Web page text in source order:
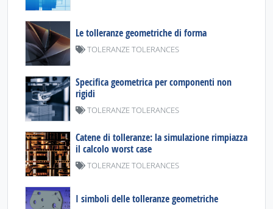
Le tolleranze geometriche di forma
TOLERANZE TOLERANCES
Specifica geometrica per componenti non
rigidi
TOLERANZE TOLERANCES
Catene di tolleranze: la simulazione rimpiazza
il calcolo worst case
TOLERANZE TOLERANCES
I simboli delle tolleranze geometriche